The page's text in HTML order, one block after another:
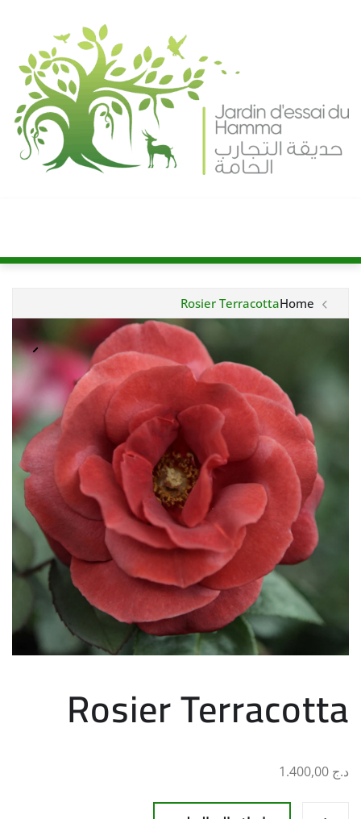
Home
Rosier Terracotta
Rosier Terracotta
د.ج